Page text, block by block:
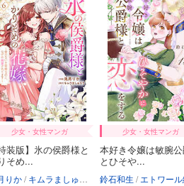
少女・女性マンガ
装版】氷の侯爵様と
そめ...
りか キムラましゅろう エトワール編集部
少女・女性マンガ
本好き令嬢は敏腕
とひそや...
鈴石和生 エトワール編